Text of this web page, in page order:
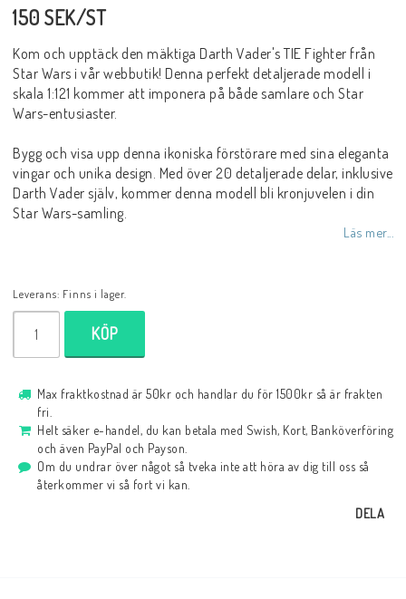
150 SEK/ST
Kom och upptäck den mäktiga Darth Vader's TIE Fighter från
Star Wars i vår webbutik! Denna perfekt detaljerade modell i
skala 1:121 kommer att imponera på både samlare och Star
Wars-entusiaster.
Bygg och visa upp denna ikoniska förstörare med sina eleganta
vingar och unika design. Med över 20 detaljerade delar, inklusive
Darth Vader själv, kommer denna modell bli kronjuvelen i din
Star Wars-samling.
Läs mer...
Leverans: Finns i lager.
KÖP
Max fraktkostnad är 50kr och handlar du för 1500kr så är frakten
fri.
Helt säker e-handel, du kan betala med Swish, Kort, Banköverföring
och även PayPal och Payson.
Om du undrar över något så tveka inte att höra av dig till oss så
återkommer vi så fort vi kan.
DELA